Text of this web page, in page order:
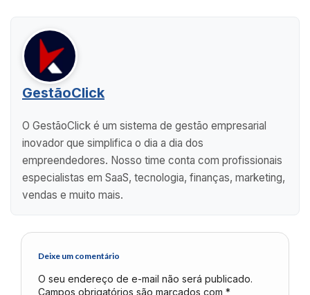
GestãoClick
O GestãoClick é um sistema de gestão empresarial
inovador que simplifica o dia a dia dos
empreendedores. Nosso time conta com profissionais
especialistas em SaaS, tecnologia, finanças, marketing,
vendas e muito mais.
Deixe um comentário
O seu endereço de e-mail não será publicado.
Campos obrigatórios são marcados com *